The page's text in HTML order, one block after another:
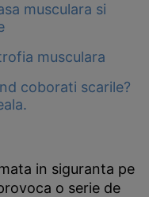
musculara si
musculara
coborati scarile?
in siguranta pe
o serie de